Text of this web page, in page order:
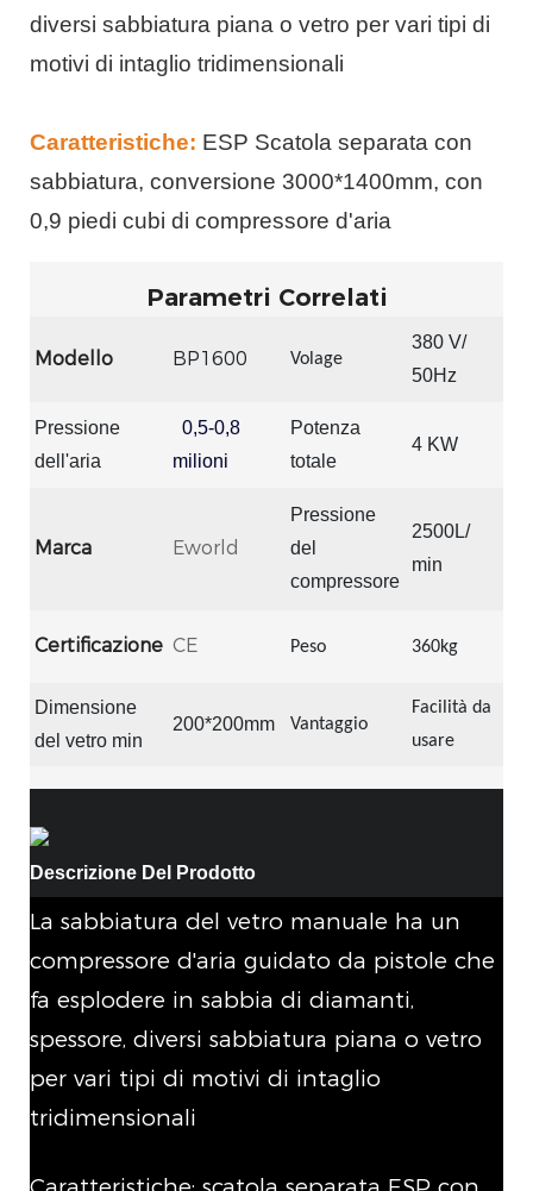
diversi sabbiatura piana o vetro per vari tipi di
motivi di intaglio tridimensionali
Caratteristiche: ESP Scatola separata con
sabbiatura, conversione 3000*1400mm, con
0,9 piedi cubi di compressore d'aria
Parametri Correlati
Modello BP1600 Volage
380 V/
50Hz
Pressione
dell'aria
0,5-0,8
milioni
Potenza
totale
4 KW
Marca Eworld
Pressione
del
compressore
2500L/
min
Certificazione CE Peso 360kg
Dimensione
del vetro min
200*200mm Vantaggio
Facilità da
usare
Descrizione Del Prodotto
La sabbiatura del vetro manuale ha un
compressore d'aria guidato da pistole che
fa esplodere in sabbia di diamanti,
spessore, diversi sabbiatura piana o vetro
per vari tipi di motivi di intaglio
tridimensionali